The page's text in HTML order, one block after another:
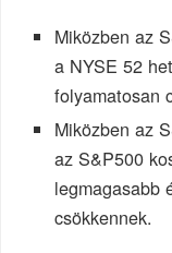
Miközben az
a NYSE 52
folyamatosan
Miközben az
az S&P500
legmagasabb
csökkennek.